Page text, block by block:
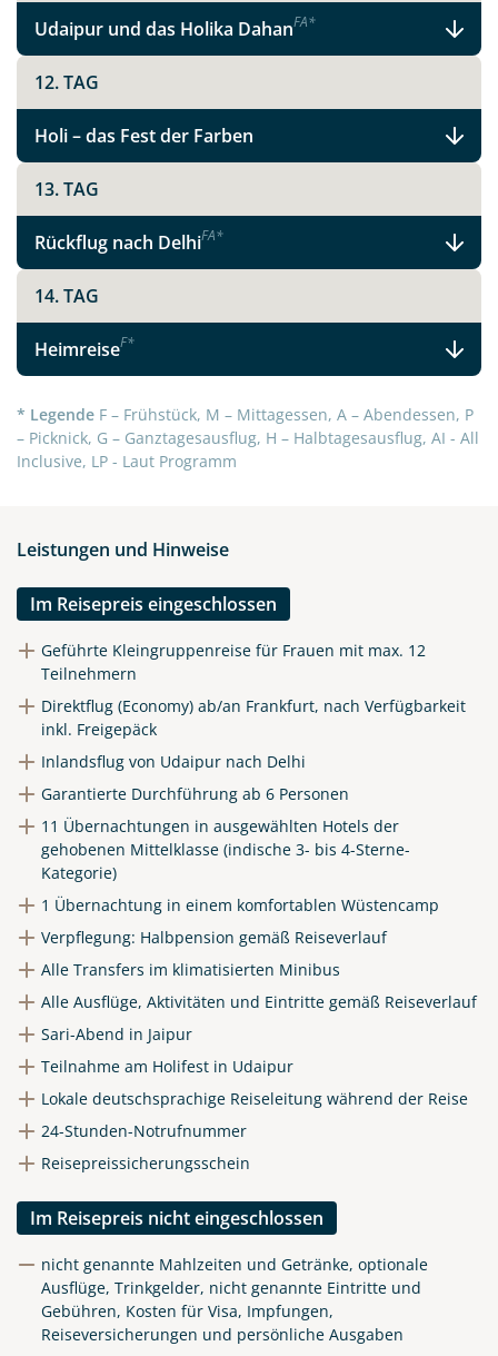
Frauenreise Rajasthan: Pures Indien
Instagram
WhatsApp
Telegram
per E-Mail senden
Link kopieren
Udaipur und das Holika DahanFA*
12. TAG
Holi – das Fest der Farben
13. TAG
Rückflug nach DelhiFA*
14. TAG
HeimreiseF*
* Legende F – Frühstück, M – Mittagessen, A – Abendessen, P
– Picknick, G – Ganztagesausflug, H – Halbtagesausflug, AI - All
Inclusive, LP - Laut Programm
Leistungen und Hinweise
Im Reisepreis eingeschlossen
Geführte Kleingruppenreise für Frauen mit max. 12
Teilnehmern
Direktflug (Economy) ab/an Frankfurt, nach Verfügbarkeit
inkl. Freigepäck
Inlandsflug von Udaipur nach Delhi
Garantierte Durchführung ab 6 Personen
11 Übernachtungen in ausgewählten Hotels der
gehobenen Mittelklasse (indische 3- bis 4-Sterne-
Kategorie)
1 Übernachtung in einem komfortablen Wüstencamp
Verpflegung: Halbpension gemäß Reiseverlauf
Alle Transfers im klimatisierten Minibus
Alle Ausflüge, Aktivitäten und Eintritte gemäß Reiseverlauf
Sari-Abend in Jaipur
Teilnahme am Holifest in Udaipur
Lokale deutschsprachige Reiseleitung während der Reise
24-Stunden-Notrufnummer
Reisepreissicherungsschein
Im Reisepreis nicht eingeschlossen
nicht genannte Mahlzeiten und Getränke, optionale
Ausflüge, Trinkgelder, nicht genannte Eintritte und
Gebühren, Kosten für Visa, Impfungen,
Reiseversicherungen und persönliche Ausgaben